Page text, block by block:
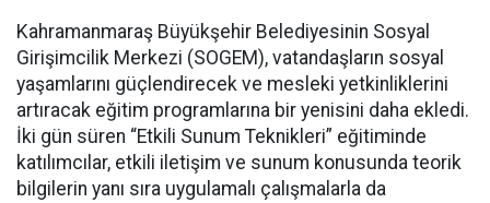
Kahramanmaraş Büyükşehir Belediyesinin Sosyal
Girişimcilik Merkezi (SOGEM), vatandaşların sosyal
yaşamlarını güçlendirecek ve mesleki yetkinliklerini
artıracak eğitim programlarına bir yenisini daha ekledi.
İki gün süren “Etkili Sunum Teknikleri” eğitiminde
katılımcılar, etkili iletişim ve sunum konusunda teorik
bilgilerin yanı sıra uygulamalı çalışmalarla da